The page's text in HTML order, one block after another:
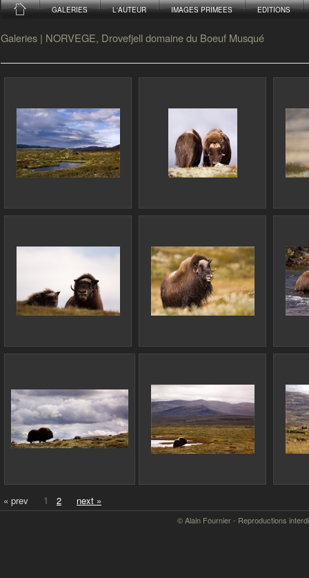
GALERIES L'AUTEUR IMAGES PRIMEES EDITIONS
Galeries | NORVEGE, Drovefjell domaine du Boeuf Musqué
« prev 1 2 next »
© Alain Fournier - Reproductions